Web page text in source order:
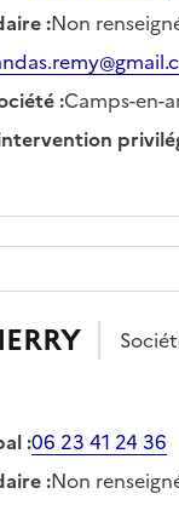
:Non
:Camps-en-
:06 23 41 24 36
:Non